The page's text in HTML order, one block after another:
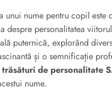
unui nume pentru copil
despre personalitatea
puternică, explorând
și o semnificație
trăsături de personalitate
nume.